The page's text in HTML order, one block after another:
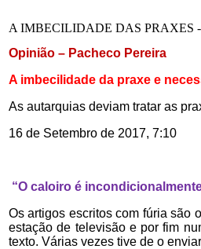
A IMBECILIDADE DAS PRAXES -
Opinião – Pacheco Pereira
A imbecilidade da praxe e
As autarquias deviam tratar as
16 de Setembro de 2017, 7:10
“O caloiro é
Os artigos escritos com fúria são
estação de televisão e por fim
texto. Várias vezes tive de o